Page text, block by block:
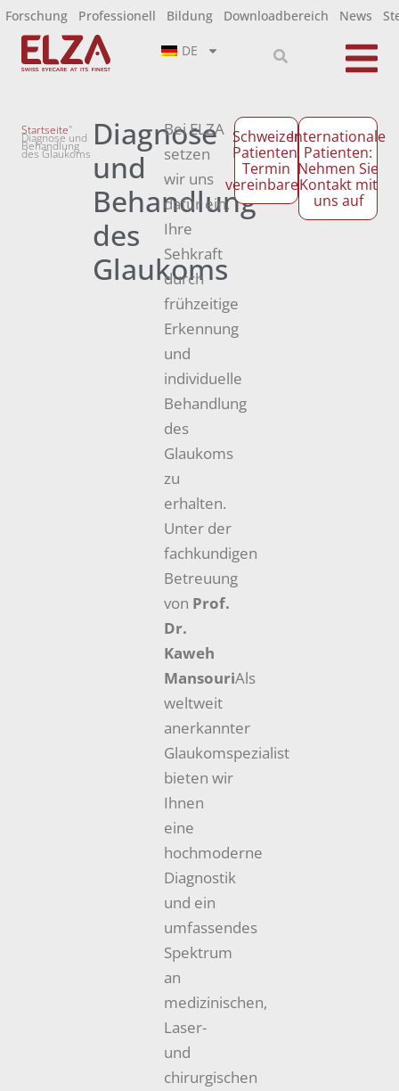
Forschung Professionell Bildung Downloadbereich News
DE
Startseite"
Diagnose und
Behandlung
des Glaukoms
Diagnose
und
Behandlung
des
Glaukoms
Bei ELZA
setzen
wir uns
dafür ein,
Ihre
Sehkraft
durch
frühzeitige
Erkennung
und
individuelle
Behandlung
des
Glaukoms
zu
erhalten.
Unter der
fachkundigen
Betreuung
von Prof.
Dr.
Kaweh
MansouriAls
weltweit
anerkannter
Glaukomspezialist
bieten wir
Ihnen
eine
hochmoderne
Diagnostik
und ein
umfassendes
Spektrum
an
medizinischen,
Laser-
und
chirurgischen
Schweizer
Patienten:
Termin
vereinbaren
Internationale
Patienten:
Nehmen Sie
Kontakt mit
uns auf